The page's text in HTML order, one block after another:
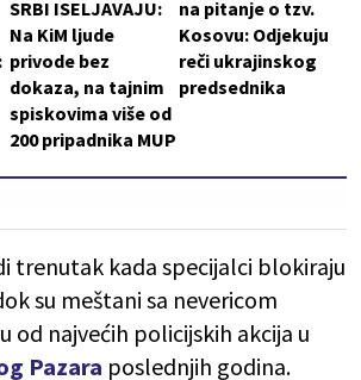
SRBI ISELJAVAJU:
Na KiM ljude
privode bez
dokaza, na tajnim
spiskovima više od
200 pripadnika MUP
na pitanje o tzv.
Kosovu: Odjekuju
reči ukrajinskog
predsednika
trenutak kada specijalci blokiraju
su meštani sa nevericom
od najvećih policijskih akcija u
Pazara poslednjih godina.